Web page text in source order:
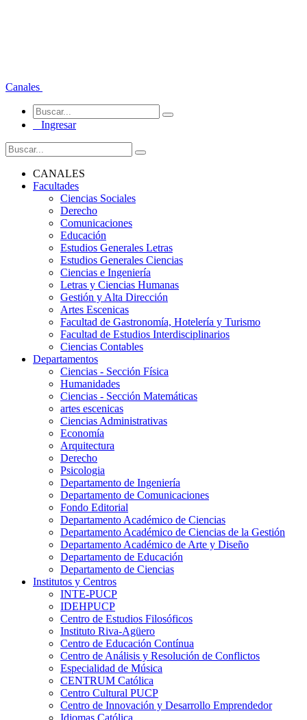
Canales
Ingresar
CANALES
Facultades
Ciencias Sociales
Derecho
Comunicaciones
Educación
Estudios Generales Letras
Estudios Generales Ciencias
Ciencias e Ingeniería
Letras y Ciencias Humanas
Gestión y Alta Dirección
Artes Escenicas
Facultad de Gastronomía, Hotelería y Turismo
Facultad de Estudios Interdisciplinarios
Ciencias Contables
Departamentos
Ciencias - Sección Física
Humanidades
Ciencias - Sección Matemáticas
artes escenicas
Ciencias Administrativas
Economía
Arquitectura
Derecho
Psicologia
Departamento de Ingeniería
Departamento de Comunicaciones
Fondo Editorial
Departamento Académico de Ciencias
Departamento Académico de Ciencias de la Gestión
Departamento Académico de Arte y Diseño
Departamento de Educación
Departamento de Ciencias
Institutos y Centros
INTE-PUCP
IDEHPUCP
Centro de Estudios Filosóficos
Instituto Riva-Agüero
Centro de Educación Contínua
Centro de Análisis y Resolución de Conflictos
Especialidad de Música
CENTRUM Católica
Centro Cultural PUCP
Centro de Innovación y Desarrollo Emprendedor
Idiomas Católica